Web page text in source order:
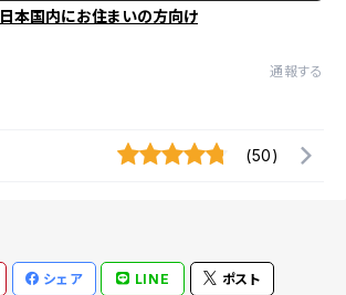
日本国内にお住まいの方向け
通報する
(50)
シェア LINE ポスト